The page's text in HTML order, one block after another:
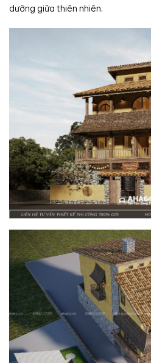
dưỡng giữa thiên nhiên.